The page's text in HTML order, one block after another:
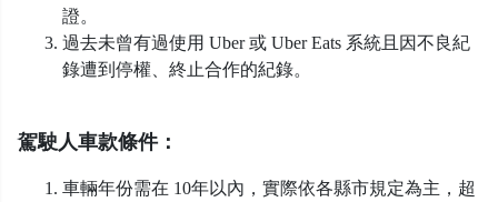
證。
過去未曾有過使用 Uber 或 Uber Eats 系統且因不良紀
錄遭到停權、終止合作的紀錄。
駕駛人車款條件：
車輛年份需在 10年以內，實際依各縣市規定為主，超